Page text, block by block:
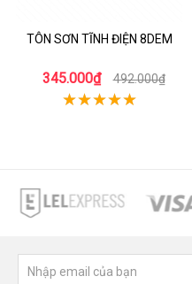
TÔN SƠN TĨNH ĐIỆN 8DEM
345.000₫ 492.000₫